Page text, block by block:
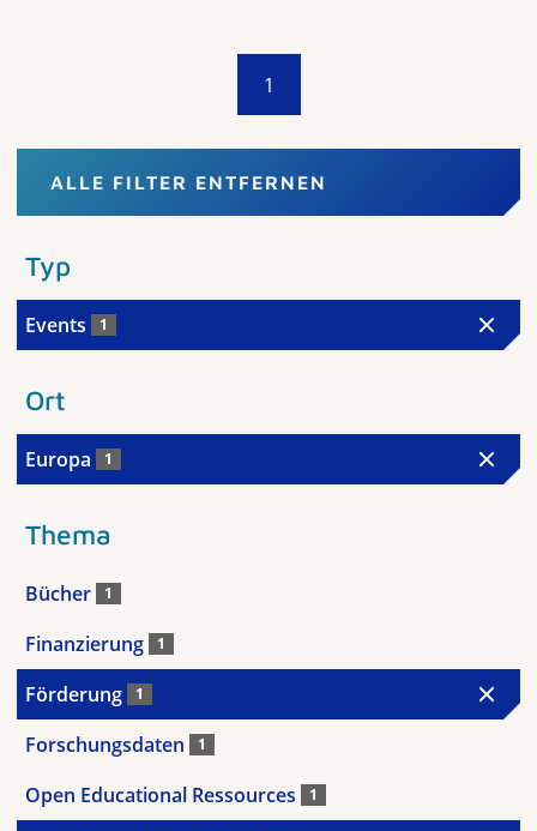
1
ALLE FILTER ENTFERNEN
Typ
Events 1
Ort
Europa 1
Thema
Bücher 1
Finanzierung 1
Förderung 1
Forschungsdaten 1
Open Educational Ressources 1